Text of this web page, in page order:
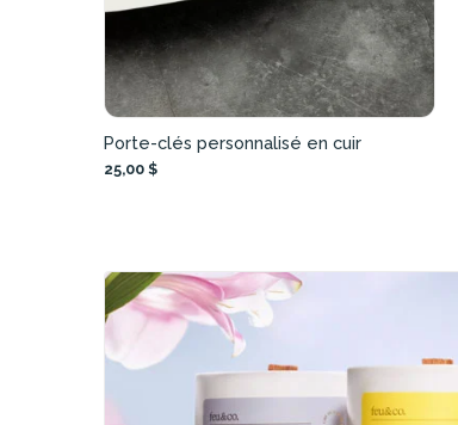
Porte-clés personnalisé en cuir
25,00 $